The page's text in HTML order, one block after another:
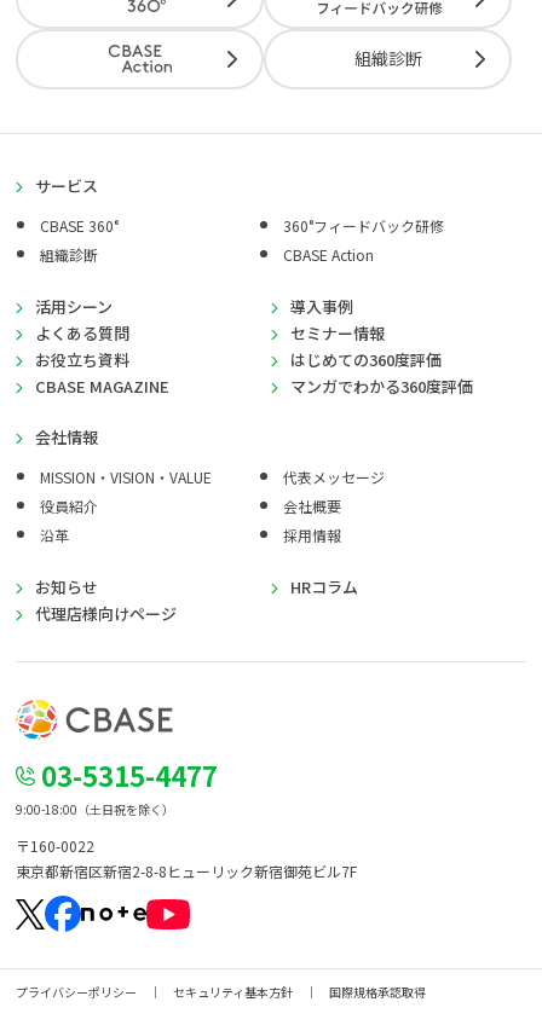
組織診断
サービス
CBASE 360°
360°フィードバック研修
組織診断
CBASE Action
活用シーン
導入事例
よくある質問
セミナー情報
お役立ち資料
はじめての360度評価
CBASE MAGAZINE
マンガでわかる360度評価
会社情報
MISSION・VISION・VALUE
代表メッセージ
役員紹介
会社概要
沿革
採用情報
お知らせ
HRコラム
代理店様向けページ
03-5315-4477
9:00-18:00（土日祝を除く）
〒160-0022
東京都新宿区新宿2-8-8ヒューリック新宿御苑ビル7F
プライバシーポリシー セキュリティ基本方針 国際規格承認取得